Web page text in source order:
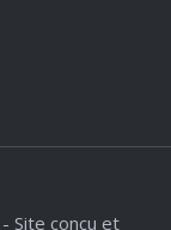
Site conçu et